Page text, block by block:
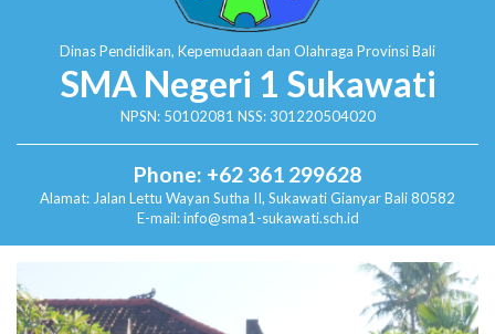
Dinas Pendidikan, Kepemudaan dan Olahraga Provinsi Bali
SMA Negeri 1 Sukawati
NPSN: 50102081 NSS: 301220504020
Phone: +62 361 299628
Alamat: Jalan Lettu Wayan Sutha II, SukawatiGianyar Bali 80582
E-mail: info@sma1-sukawati.sch.id